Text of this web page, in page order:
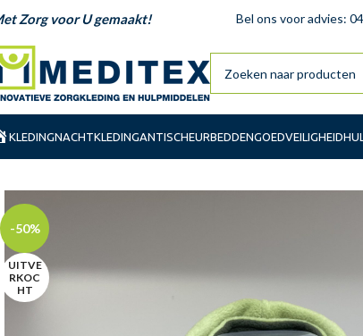
Zorg voor U gemaakt! Bel ons voor advies:
KLEDINGNACHTKLEDINGANTISCHEURBEDDENGOEDVEILIGHEID
-50%
UITVE
RKOC
HT